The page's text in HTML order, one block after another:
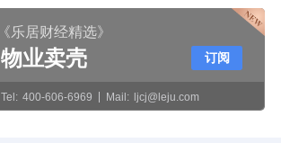
《乐居财经精选》
物业卖壳
Tel: 400-606-6969 Mail: ljcj@leju.com
订阅